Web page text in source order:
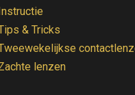
& Tricks
lenzen